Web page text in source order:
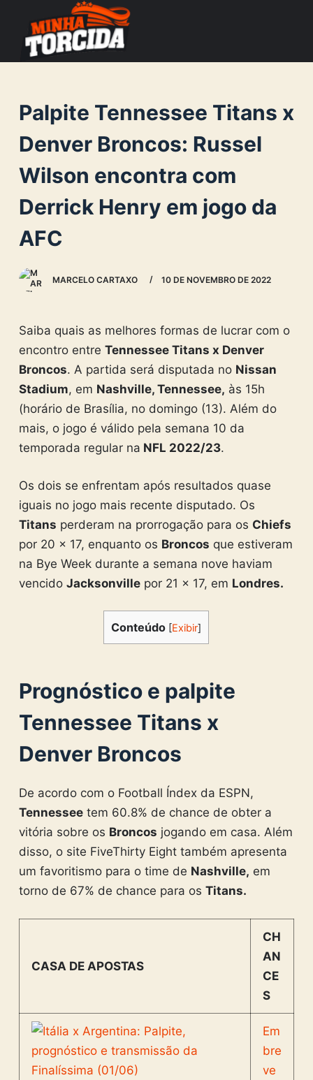
c
o
n
e
Palpite Tennessee Titans x
Denver Broncos: Russel
Wilson encontra com
Derrick Henry em jogo da
AFC
MARCELO CARTAXO 10 DE NOVEMBRO DE 2022
Saiba quais as melhores formas de lucrar com o
encontro entre Tennessee Titans x Denver
Broncos. A partida será disputada no Nissan
Stadium, em Nashville, Tennessee, às 15h
(horário de Brasília, no domingo (13). Além do
mais, o jogo é válido pela semana 10 da
temporada regular na NFL 2022/23.
Os dois se enfrentam após resultados quase
iguais no jogo mais recente disputado. Os
Titans perderam na prorrogação para os Chiefs
por 20 x 17, enquanto os Broncos que estiveram
na Bye Week durante a semana nove haviam
vencido Jacksonvillepor 21 x 17, em Londres.
Conteúdo [Exibir]
Prognóstico e palpite
Tennessee Titans x
Denver Broncos
De acordo com o Football Índex da ESPN,
Tennesseetem 60.8% de chance de obter a
vitória sobre os Broncos jogando em casa. Além
disso, o site FiveThirty Eight também apresenta
um favoritismo para o time de Nashville, em
torno de 67% de chance para os Titans.
CASA DE APOSTAS
CH
AN
CE
S
Em
bre
ve